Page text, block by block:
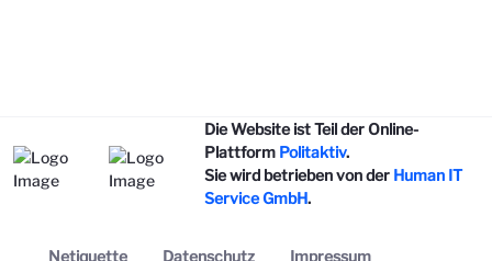
Die Website ist Teil der Online-
Plattform Politaktiv.
Sie wird betrieben von der Human IT
Service GmbH.
Netiquette Datenschutz Impressum